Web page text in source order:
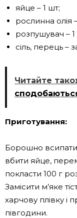
яйце – 1 шт;
рослинна олія –
розпушувач – 1
сіль, перець –
Читайте
Приготування:
Борошно всипати
вбити яйце,
покласти 100 г
Замісити м’яке
харчову плівку і
півгодини.